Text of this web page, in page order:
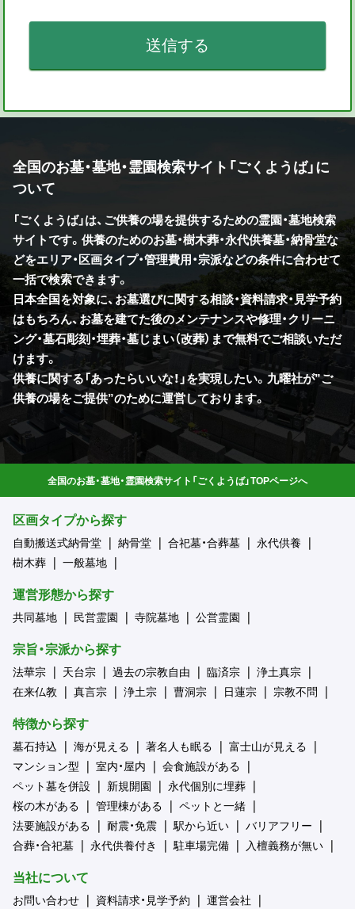
全国のお墓・墓地・霊園検索サイト「ごくようば」に
ついて
「ごくようば」は、ご供養の場を提供するための霊園・墓地検索
サイトです。供養のためのお墓・樹木葬・永代供養墓・納骨堂な
どをエリア・区画タイプ・管理費用・宗派などの条件に合わせて
一括で検索できます。
日本全国を対象に、お墓選びに関する相談・資料請求・見学予約
はもちろん、お墓を建てた後のメンテナンスや修理・クリーニ
ング・墓石彫刻・埋葬・墓じまい（改葬）まで無料でご相談いただ
けます。
供養に関する「あったらいいな！」を実現したい。九曜社が”ご
供養の場をご提供”のために運営しております。
全国のお墓・墓地・霊園検索サイト「ごくようば」TOPページへ
区画タイプから探す
自動搬送式納骨堂 納骨堂 合祀墓・合葬墓
永代供養
樹木葬
一般墓地
運営形態から探す
共同墓地 民営霊園 寺院墓地 公営霊園
宗旨・宗派から探す
法華宗 天台宗 過去の宗教自由 臨済宗
浄土真宗
在来仏教
真言宗 浄土宗 曹洞宗 日蓮宗 宗教不問
特徴から探す
墓石持込 海が見える 著名人も眠る
富士山が見える
マンション型
室内・屋内
会食施設がある
ペット墓を併設
新規開園
永代個別に埋葬
桜の木がある
管理棟がある
ペットと一緒
法要施設がある
耐震・免震 駅から近い
バリアフリー
合葬・合祀墓
永代供養付き 駐車場完備 入檀義務が無い
当社について
お問い合わせ 資料請求・見学予約 運営会社